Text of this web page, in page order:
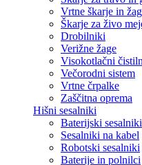
Vrtne škarje in
Škarje za živo
Drobilniki
Verižne žage
Visokotlačni
Večorodni sistem
Vrtne črpalke
Zaščitna oprema
Hišni sesalniki
Baterijski sesalniki
Sesalniki na kabel
Robotski sesalniki
Baterije in polnilci